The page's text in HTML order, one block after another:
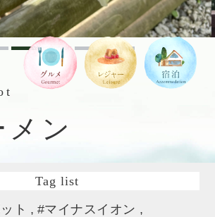
ン
Tag list
ト
#マイナスイオン